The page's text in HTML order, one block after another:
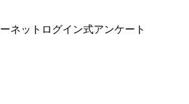
ネットログイン式アンケート